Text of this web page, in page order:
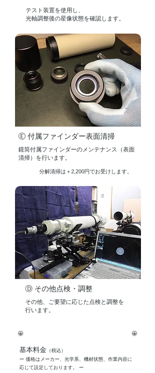
テスト装置を使用し、
光軸調整後の星像状態を確認します。
Ⓔ 付属ファインダー表面清掃
鏡筒付属ファインダーのメンテナンス（表面
清掃）を行います。
分解清掃は＋2,200円でお受けします。
Ⓓ その他点検・調整
​その他、ご要望に応じた点検と調整を
行います。
​基本料金 （税込）
ー 価格はメーカー、光学系、機材状態、作業内容に
応じて設定しております。 ー